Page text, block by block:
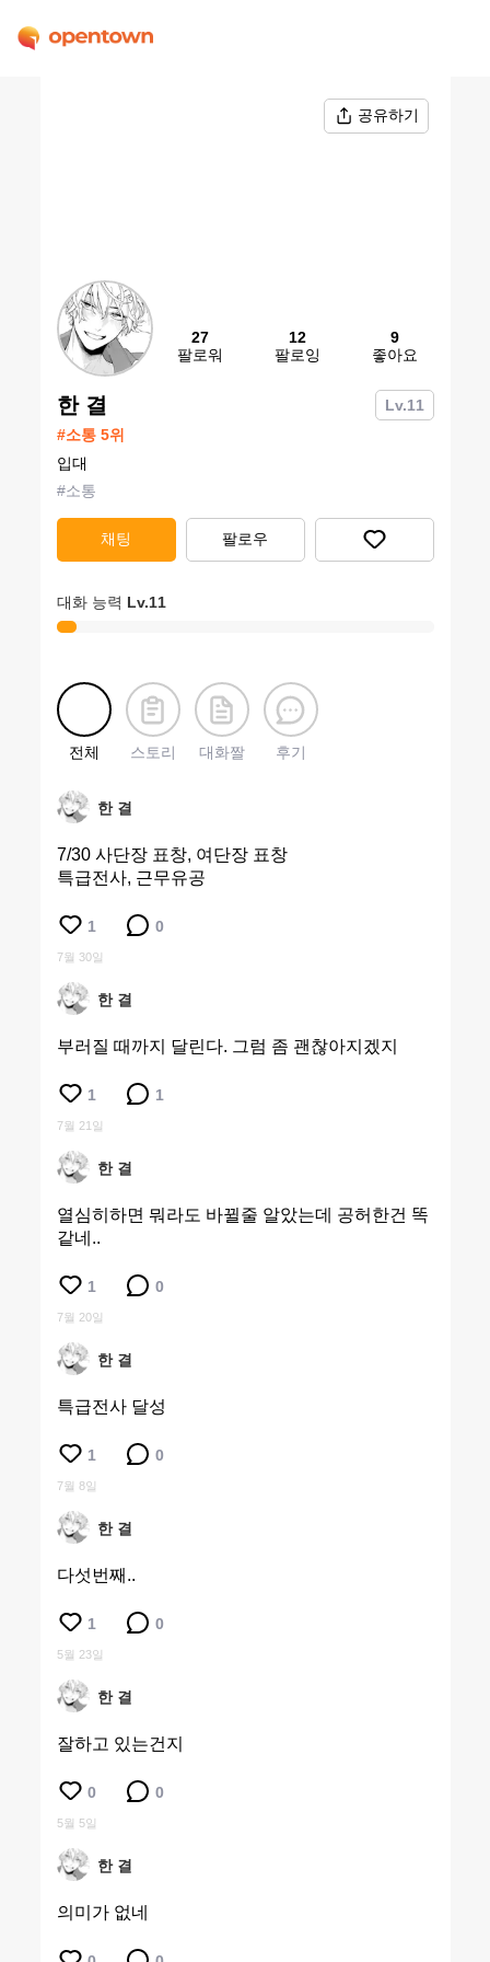
공유하기
27
팔로워
12
팔로잉
9
좋아요
한 결 Lv.11
#소통 5위
입대
#소통
채팅 팔로우
대화 능력 Lv.11
전체 스토리 대화짤 후기
한 결
7/30 사단장 표창, 여단장 표창
특급전사, 근무유공
1 0
7월 30일
한 결
부러질 때까지 달린다. 그럼 좀 괜찮아지겠지
1 1
7월 21일
한 결
열심히하면 뭐라도 바뀔줄 알았는데 공허한건 똑
같네..
1 0
7월 20일
한 결
특급전사 달성
1 0
7월 8일
한 결
다섯번째..
1 0
5월 23일
한 결
잘하고 있는건지
0 0
5월 5일
한 결
의미가 없네